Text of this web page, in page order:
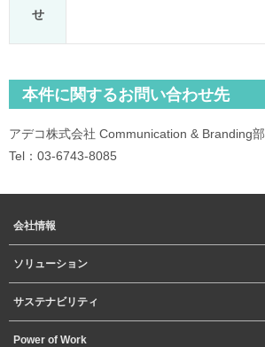
せ
本件に関するお問い合わせ先
アデコ株式会社 Communication & Branding部
Tel：03-6743-8085
会社情報
ソリューション
サステナビリティ
Power of Work